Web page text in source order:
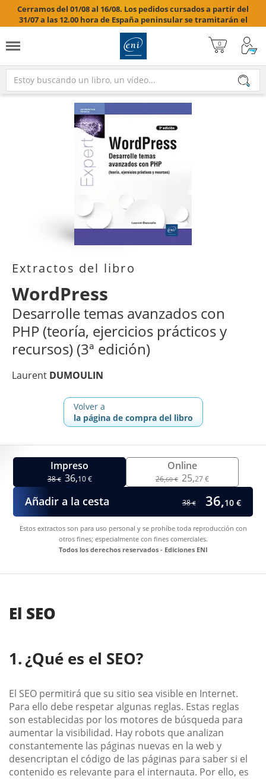
Cerramos del 01/08 al 16/08. Los pedidos cursados a partir del
31/07 a las 12.00 hora de España peninsular se tramitarán el
17/08/2026.

Extractos del libro
WordPress
Desarrolle temas avanzados con
PHP (teoría, ejercicios prácticos y
recursos) (3ª edición)
Laurent DUMOULIN
Volver a
la página de compra del libro
Impreso
38€ 36,10 €
Online
26,60 € 25,27 €
Añadir a la cesta 38€ 36,10 €
Estos extractos son para uso personal y se prohíbe toda reproducción con
otros fines; especialmente con fines comerciales.
Todos los derechos reservados - Ediciones ENI
El SEO
¿Qué es el SEO?
El SEO permitirá que su sitio sea visible en Internet.
Para ello debe respetar algunas reglas. Estas reglas
son establecidas por los motores de búsqueda para
aumentar la visibilidad. Hay robots que analizan
constantemente las páginas nuevas en la web y
desencriptan el código de las páginas para saber si el
contenido es relevante para el internauta. Por ello, es